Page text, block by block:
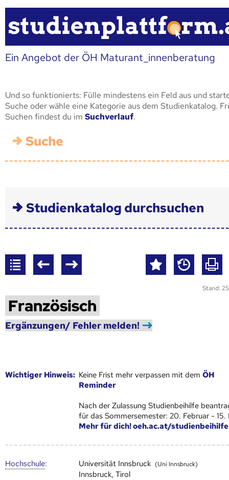
Ein Angebot der ÖH Maturant_innenberatung
Und so funktionierts: Fülle mindestens ein Feld aus und
Suche oder wähle eine Kategorie aus dem Studienkatalog.
Suchen findest du im Suchverlauf.
Suche
Studienkatalog durchsuchen
Stand:
Französisch
Ergänzungen/ Fehler melden!
Wich­ti­ger Hin­weis: Keine Frist mehr verpassen mit demÖH
Reminder
Nach der Zulassung Studienbeihilfe
für das Sommersemester: 20. Februar - 15.
Mehr für dich! oeh.ac.at/studienbeihilfe
Hoch­schule: Universität Innsbruck (Uni Innsbruck)
Innsbruck, Tirol